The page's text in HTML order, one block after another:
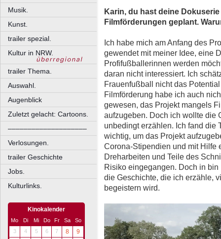
Musik.
Kunst.
trailer spezial.
Kultur in NRW.
trailer Thema.
Auswahl.
Augenblick
Zuletzt gelacht: Cartoons.
––––––––––––––––––––
Verlosungen.
trailer Geschichte
Jobs.
Kulturlinks.
Kinokalender
Mo Di Mi Do Fr Sa
So
3
4 5 6 7 8
9
Karin, du hast deine
Filmförderungen geplant.
Ich habe mich am Anfang des
gewendet mit meiner Idee, eine
Profifußballerinnen werden
daran nicht interessiert. Ich
Frauenfußball nicht das
Filmförderung habe ich auch
gewesen, das Projekt mangels
aufzugeben. Doch ich wollte die
unbedingt erzählen. Ich fand die
wichtig, um das Projekt
Corona-Stipendien und mit Hilfe
Dreharbeiten und Teile des
Risiko eingegangen. Doch in
die Geschichte, die ich erzähle,
begeistern wird.